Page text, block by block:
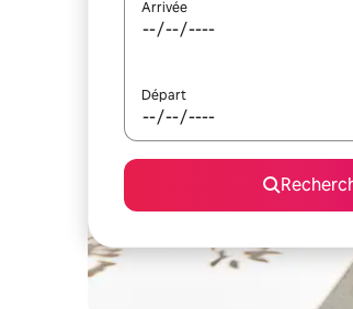
Arrivée
Départ